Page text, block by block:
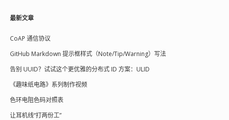
最新文章
CoAP 通信协议
GitHub Markdown 提示框样式（Note/Tip/Warning）写法
告别 UUID？试试这个更优雅的分布式 ID 方案：ULID
《趣味纸电路》系列制作视频
色环电阻色码对照表
让耳机线“打两份工”